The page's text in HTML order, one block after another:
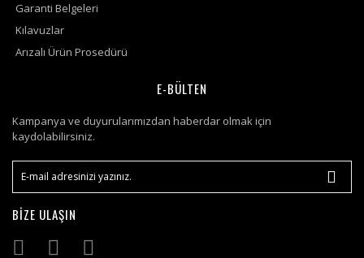
Garanti Belgeleri
Kılavuzlar
Arızalı Ürün Prosedürü
E-BÜLTEN
Kampanya ve duyurularımızdan haberdar olmak için
kaydolabilirsiniz.
BİZE ULAŞIN